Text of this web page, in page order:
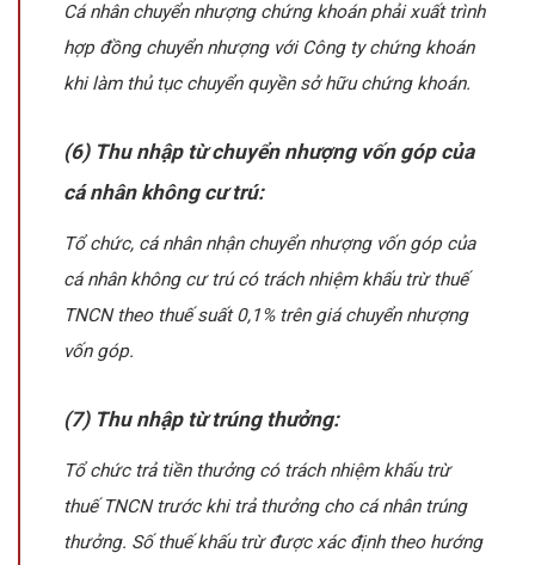
Cá nhân chuyển nhượng chứng khoán phải xuất trình
hợp đồng chuyển nhượng với Công ty chứng khoán
khi làm thủ tục chuyển quyền sở hữu chứng khoán.
(6) Thu nhập từ chuyển nhượng vốn góp của
cá nhân không cư trú:
Tổ chức, cá nhân nhận chuyển nhượng vốn góp của
cá nhân không cư trú có trách nhiệm khấu trừ thuế
TNCN theo thuế suất 0,1% trên giá chuyển nhượng
vốn góp.
(7) Thu nhập từ trúng thưởng:
Tổ chức trả tiền thưởng có trách nhiệm khấu trừ
thuế TNCN trước khi trả thưởng cho cá nhân trúng
thưởng. Số thuế khấu trừ được xác định theo hướng